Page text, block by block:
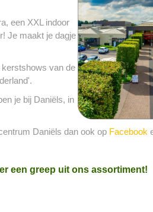
een XXL indoor
Je maakt je dagje
kerstshows van de
je bij Daniëls, in
Daniëls dan ook op Facebook
een greep uit ons assortiment!